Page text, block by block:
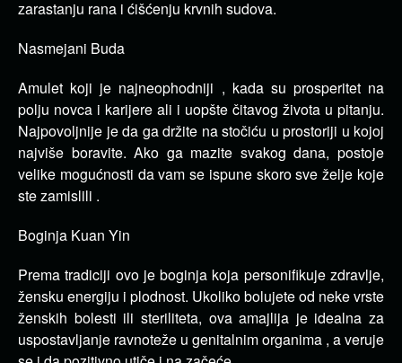
zarastanju rana i ćišćenju krvnih sudova.
Nasmejani Buda
Amulet koji je najneophodniji , kada su prosperitet na
polju novca i karijere ali i uopšte čitavog života u pitanju.
Najpovoljnije je da ga držite na stočiću u prostoriji u kojoj
najviše boravite. Ako ga mazite svakog dana, postoje
velike mogućnosti da vam se ispune skoro sve želje koje
ste zamislili .
Boginja Kuan Yin
Prema tradiciji ovo je boginja koja personifikuje zdravlje,
žensku energiju i plodnost. Ukoliko bolujete od neke vrste
ženskih bolesti ili steriliteta, ova amajlija je idealna za
uspostavljanje ravnoteže u genitalnim organima , a veruje